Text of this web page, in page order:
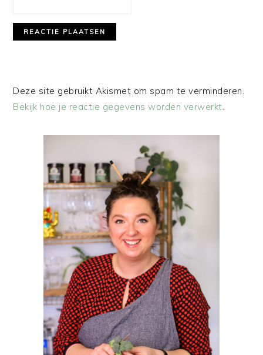
Deze site gebruikt Akismet om spam te verminderen.
Bekijk hoe je reactie gegevens worden verwerkt.